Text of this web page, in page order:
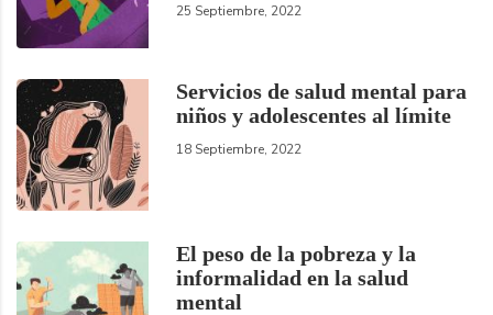
25 Septiembre, 2022
Servicios de salud mental para
niños y adolescentes al límite
18 Septiembre, 2022
El peso de la pobreza y la
informalidad en la salud
mental